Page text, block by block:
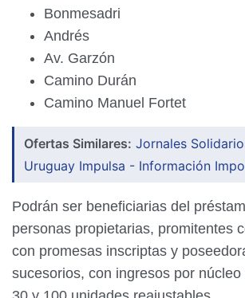
Bonmesadri
Andrés
Av. Garzón
Camino Durán
Camino Manuel Fortet
Ofertas Similares: Jornales
Uruguay Impulsa - Información
Podrán ser beneficiarias del
personas propietarias, promitentes
con promesas inscriptas y
sucesorios, con ingresos por